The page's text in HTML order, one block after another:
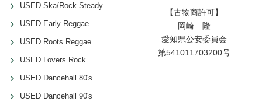
USED Ska/Rock Steady
USED Early Reggae
USED Roots Reggae
USED Lovers Rock
USED Dancehall 80's
USED Dancehall 90's
【古物商許可】
岡崎 隆
愛知県公安委員会
第541011703200号